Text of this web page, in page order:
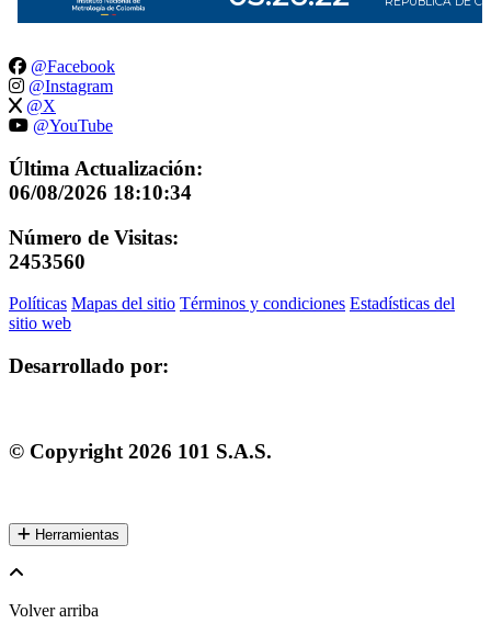
@Facebook
@Instagram
@X
@YouTube
Última Actualización:
06/08/2026 18:10:34
Número de Visitas:
2453560
Políticas Mapas del sitio Términos y condiciones Estadísticas del
sitio web
Desarrollado por:
© Copyright 2026 101 S.A.S.
Herramientas
Volver arriba